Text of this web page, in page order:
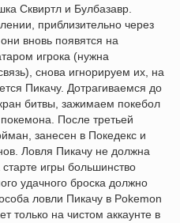
Сквиртл и Булбазавр.
приблизительно через
вновь появятся на
игрока (нужна
снова игнорируем их, на
Пикачу. Дотрагиваемся до
битвы, зажимаем покебол
После третьей
занесен в Покедекс и
Ловля Пикачу не должна
игры большинство
удачного броска должно
ловли Пикачу в Pokemon
только на чистом аккаунте в